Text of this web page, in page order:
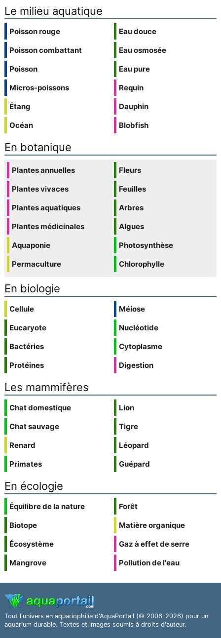
Le milieu aquatique
Poisson rouge
Poisson combattant
Poisson
Micros-poissons
Étang
Océan
Eau douce
Eau osmosée
Eau pure
Requin
Dauphin
Blobfish
En botanique
Plantes annuelles
Plantes vivaces
Plantes aquatiques
Plantes médicinales
Aquaponie
Permaculture
Fleurs
Feuilles
Arbres
Algues
Photosynthèse
Chlorophylle
En biologie
Cellule
Eucaryote
Bactéries
Protéines
Méiose
Nucléotide
Cytoplasme
Digestion
Les mammifères
Chat domestique
Chat sauvage
Renard
Primates
Lion
Tigre
Léopard
Guépard
En écologie
Équilibre de la nature
Biotope
Écosystème
Mangrove
Forêt
Matière organique
Gaz à effet de serre
Pollution de l'eau
Tout l'univers en aquariophilie d'AquaPortail (© 2006–2026) pour un
aquarium durable. Textes et images soumis à droits d'auteur.